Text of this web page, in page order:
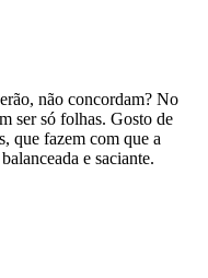
não concordam? No
ser só folhas. Gosto de
que fazem com que a
e saciante.